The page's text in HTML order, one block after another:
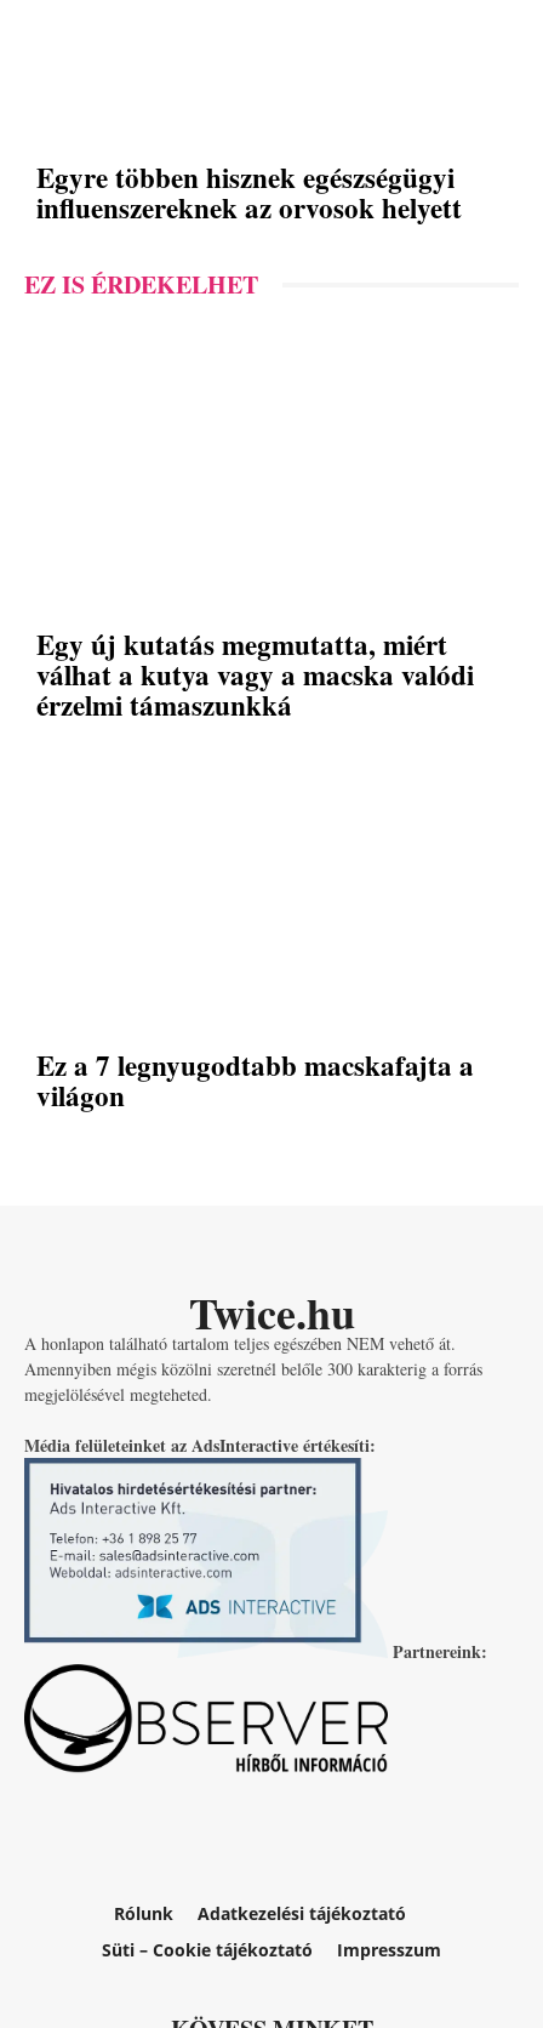
Egyre többen hisznek egészségügyi
influenszereknek az orvosok helyett
EZ IS ÉRDEKELHET
Egy új kutatás megmutatta, miért
válhat a kutya vagy a macska valódi
érzelmi támaszunkká
Ez a 7 legnyugodtabb macskafajta a
világon
Twice.hu
A honlapon található tartalom teljes egészében NEM vehető át.
Amennyiben mégis közölni szeretnél belőle 300 karakterig a forrás
megjelölésével megteheted.
Média felületeinket az AdsInteractive értékesíti:
Partnereink:
Rólunk
Adatkezelési tájékoztató
Süti – Cookie tájékoztató
Impresszum